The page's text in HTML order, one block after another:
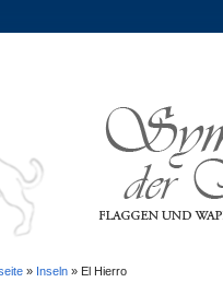
» Inseln» El Hierro